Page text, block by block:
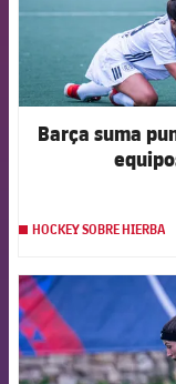
Barça suma
HOCKEY SOBRE HIERBA